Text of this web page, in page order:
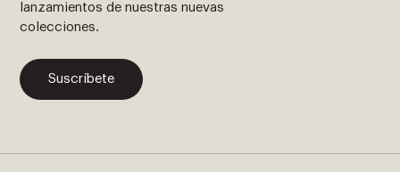
lanzamientos de nuestras nuevas
colecciones.
Suscríbete